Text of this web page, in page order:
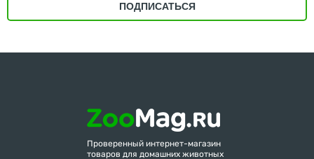
ПОДПИСАТЬСЯ
Проверенный интернет-магазин
товаров для домашних животных